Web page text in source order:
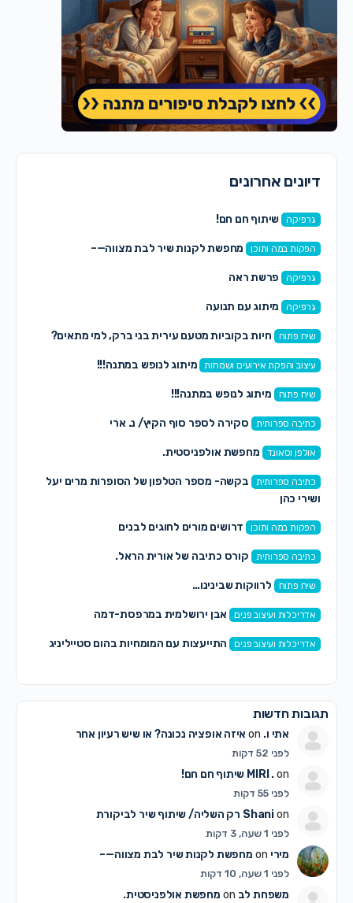
דיונים אחרונים
גרפיקה שיתוף חם חם!
הפקות במה ותוכן מחפשת לקנות שיר לבת מצווה—–
גרפיקה פרשת ראה
גרפיקה מיתוג עם תנועה
שיח פתוח חיות בקוביות מטעם עירית בני ברק, למי מתאים?
עיצוב והפקת אירועים ושמחות מיתוג לנופש במתנה!!!
שיח פתוח מיתוג לנופש במתנה!!!
כתיבה ספרותית סקירה לספר סוף הקיץ/ נ. ארי
אולפן וסאונד מחפשת אולפניסטית.
כתיבה ספרותית
בקשה- מספר הטלפון של הסופרות מרים יעל
ושירי כהן
הפקות במה ותוכן דרושים מורים לחוגים לבנים
כתיבה ספרותית קורס כתיבה של אורית הראל.
שיח פתוח לרווקות שבינינו…
אדריכלות ועיצוב פנים אבן ירושלמית במרפסת-דמה
אדריכלות ועיצוב פנים התייעצות עם המומחיות בהום סטייליניג
תגובות חדשות
אתי ו.on איזה אופציה נכונה? או שיש רעיון אחר
לפני 52 דקות
MIRI .on שיתוף חם חם!
לפני 55 דקות
Shanion רק השליה/ שיתוף שיר לביקורת
לפני 1 שעה, 3 דקות
מיריon מחפשת לקנות שיר לבת מצווה—–
לפני 1 שעה, 10 דקות
משפחת לבon מחפשת אולפניסטית.